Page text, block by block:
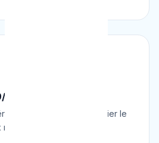
5 sur Google
sur Google. Le plombier le
noté de Belgique.